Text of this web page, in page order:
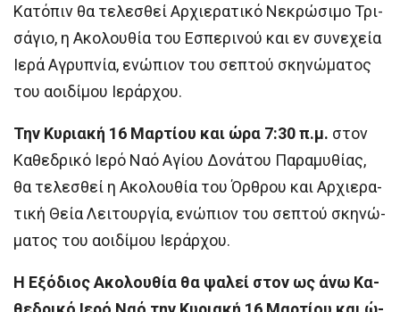
Κα­τό­πιν θα τε­λε­σθεί Αρ­χι­ε­ρα­τι­κό Νε­κρώ­σι­μο Τρι­
σά­γιο, η Ακο­λου­θί­α του Ε­σπε­ρι­νού και εν συ­νε­χεί­α
Ι­ε­ρά Α­γρυ­πνί­α, ε­νώ­πιον του σε­πτού σκη­νώ­μα­τος
του α­οι­δί­μου Ι­ε­ράρ­χου.
Την Κυ­ρια­κή 16 Μαρ­τί­ου και ώ­ρα 7:30 π.μ. στον
Κα­θε­δρι­κό Ι­ε­ρό Να­ό Α­γί­ου Δο­νά­του Πα­ρα­μυ­θί­ας,
θα τε­λε­σθεί η Α­κο­λου­θί­α του Όρ­θρου και Αρ­χι­ε­ρα­
τι­κή Θεί­α Λει­τουρ­γί­α, ε­νώ­πιον του σε­πτού σκη­νώ­
μα­τος του α­οι­δί­μου Ι­ε­ράρ­χου.
Η Ε­ξό­διος Α­κο­λου­θί­α θα ψα­λεί στο­ν ως ά­νω Κα­